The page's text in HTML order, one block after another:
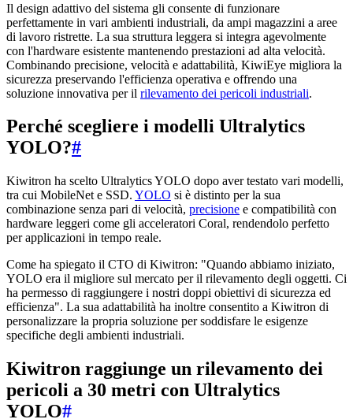
Il design adattivo del sistema gli consente di funzionare
perfettamente in vari ambienti industriali, da ampi magazzini a aree
di lavoro ristrette. La sua struttura leggera si integra agevolmente
con l'hardware esistente mantenendo prestazioni ad alta velocità.
Combinando precisione, velocità e adattabilità, KiwiEye migliora la
sicurezza preservando l'efficienza operativa e offrendo una
soluzione innovativa per il rilevamento dei pericoli industriali.
Perché scegliere i modelli Ultralytics
YOLO?#
Kiwitron ha scelto Ultralytics YOLO dopo aver testato vari modelli,
tra cui MobileNet e SSD. YOLO si è distinto per la sua
combinazione senza pari di velocità, precisione e compatibilità con
hardware leggeri come gli acceleratori Coral, rendendolo perfetto
per applicazioni in tempo reale.
Come ha spiegato il CTO di Kiwitron: "Quando abbiamo iniziato,
YOLO era il migliore sul mercato per il rilevamento degli oggetti. Ci
ha permesso di raggiungere i nostri doppi obiettivi di sicurezza ed
efficienza". La sua adattabilità ha inoltre consentito a Kiwitron di
personalizzare la propria soluzione per soddisfare le esigenze
specifiche degli ambienti industriali.
Kiwitron raggiunge un rilevamento dei
pericoli a 30 metri con Ultralytics
YOLO#